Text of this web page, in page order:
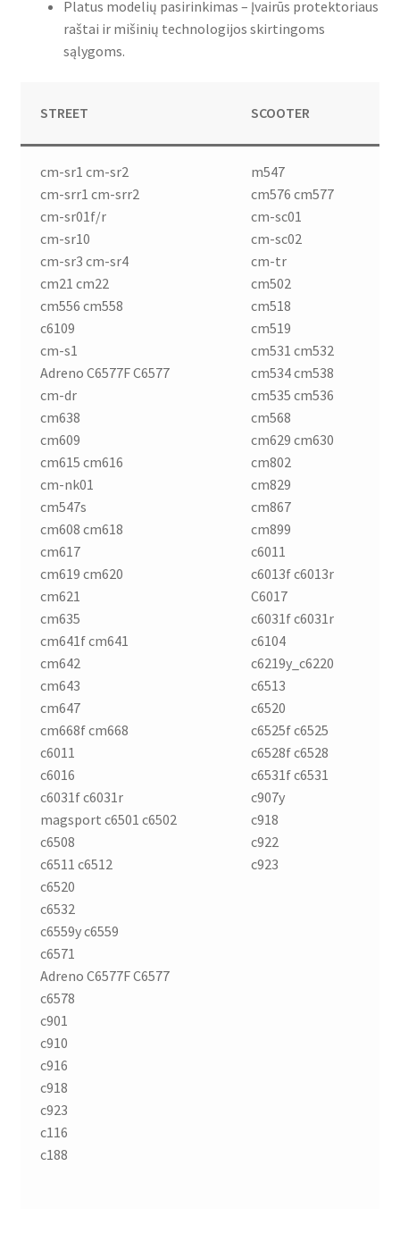
Platus modelių pasirinkimas – Įvairūs protektoriaus
raštai ir mišinių technologijos skirtingoms
sąlygoms.
STREET SCOOTER
cm-sr1 cm-sr2
cm-srr1 cm-srr2
cm-sr01f/r
cm-sr10
cm-sr3 cm-sr4
cm21 cm22
cm556 cm558
c6109
cm-s1
Adreno C6577F C6577
cm-dr
cm638
cm609
cm615 cm616
cm-nk01
cm547s
cm608 cm618
cm617
cm619 cm620
cm621
cm635
cm641f cm641
cm642
cm643
cm647
cm668f cm668
c6011
c6016
c6031f c6031r
magsport c6501 c6502
c6508
c6511 c6512
c6520
c6532
c6559y c6559
c6571
Adreno C6577F C6577
c6578
c901
c910
c916
c918
c923
c116
c188
m547
cm576 cm577
cm-sc01
cm-sc02
cm-tr
cm502
cm518
cm519
cm531 cm532
cm534 cm538
cm535 cm536
cm568
cm629 cm630
cm802
cm829
cm867
cm899
c6011
c6013f c6013r
C6017
c6031f c6031r
c6104
c6219y_c6220
c6513
c6520
c6525f c6525
c6528f c6528
c6531f c6531
c907y
c918
c922
c923